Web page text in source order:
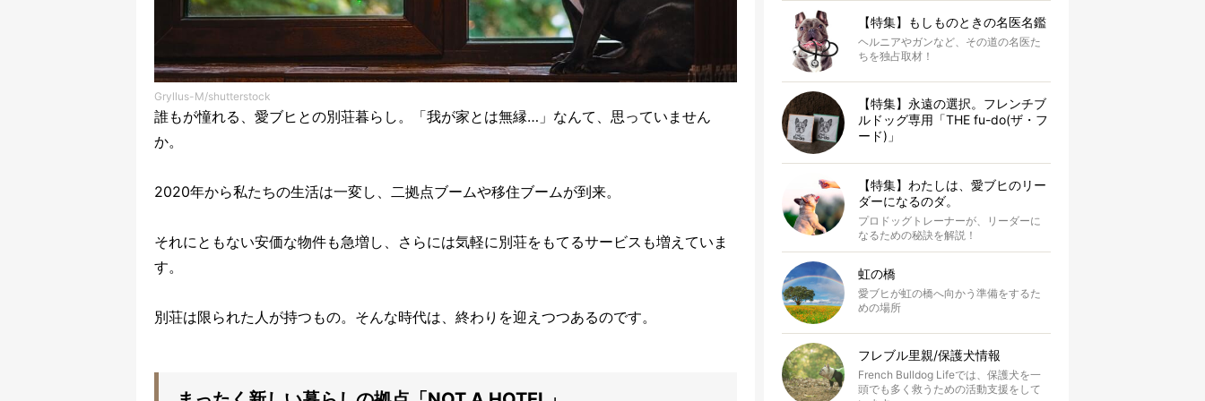
Gryllus-M/shutterstock
誰もが憧れる、愛ブヒとの別荘暮らし。「我が家とは無縁…」なんて、思っていません
か。
2020年から私たちの生活は一変し、二拠点ブームや移住ブームが到来。
それにともない安価な物件も急増し、さらには気軽に別荘をもてるサービスも増えていま
す。
別荘は限られた人が持つもの。そんな時代は、終わりを迎えつつあるのです。
【特集】もしものときの名医名鑑
ヘルニアやガンなど、その道の名医た
ちを独占取材！
【特集】永遠の選択。フレンチブ
ルドッグ専用「THE fu-do(ザ・フ
ード)」
【特集】わたしは、愛ブヒのリー
ダーになるのダ。
プロドッグトレーナーが、リーダーに
なるための秘訣を解説！
虹の橋
愛ブヒが虹の橋へ向かう準備をするた
めの場所
フレブル里親/保護犬情報
French Bulldog Lifeでは、保護犬を一
頭でも多く救うための活動支援をして